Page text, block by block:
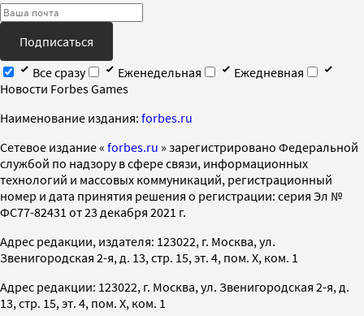
Подписаться
Все сразу
Еженедельная
Ежедневная
Новости Forbes Games
Наименование издания: forbes.ru
Cетевое издание « forbes.ru » зарегистрировано Федеральной
службой по надзору в сфере связи, информационных
технологий и массовых коммуникаций, регистрационный
номер и дата принятия решения о регистрации: серия Эл №
ФС77-82431 от 23 декабря 2021 г.
Адрес редакции, издателя: 123022, г. Москва, ул.
Звенигородская 2-я, д. 13, стр. 15, эт. 4, пом. X, ком. 1
Адрес редакции: 123022, г. Москва, ул. Звенигородская 2-я, д.
13, стр. 15, эт. 4, пом. X, ком. 1